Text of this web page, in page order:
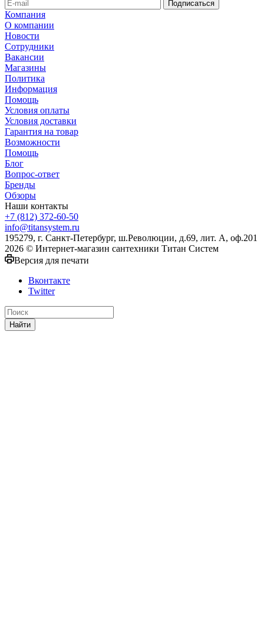
Компания
О компании
Новости
Сотрудники
Вакансии
Магазины
Политика
Информация
Помощь
Условия оплаты
Условия доставки
Гарантия на товар
Возможности
Помощь
Блог
Вопрос-ответ
Бренды
Обзоры
Наши контакты
+7 (812) 372-60-50
info@titansystem.ru
195279, г. Санкт-Петербург, ш.Революции, д.69, лит. А, оф.201
2026 © Интернет-магазин сантехники Титан Систем
Версия для печати
Вконтакте
Twitter
Найти